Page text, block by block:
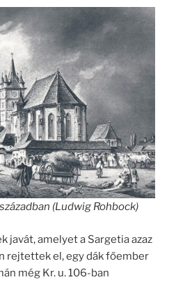
(Ludwig Rohbock)
javát, amelyet a Sargetia azaz
rejtettek el, egy dák főember
még Kr. u. 106-ban